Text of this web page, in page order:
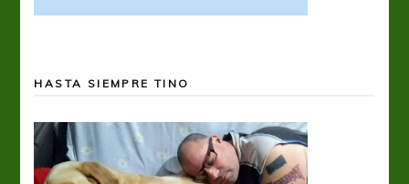
HASTA SIEMPRE TINO